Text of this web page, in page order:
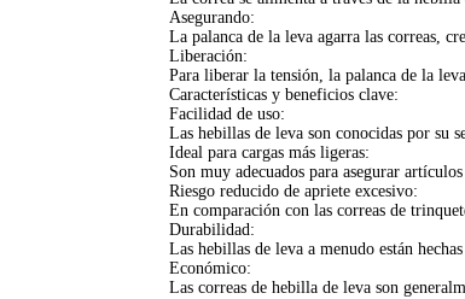
Asegurando:
La palanca de la leva agarra las correas,
Liberación:
Para liberar la tensión, la palanca de la
Características y beneficios clave:
Facilidad de uso:
Las hebillas de leva son conocidas por su
Ideal para cargas más ligeras:
Son muy adecuados para asegurar
Riesgo reducido de apriete excesivo:
En comparación con las correas de
Durabilidad:
Las hebillas de leva a menudo están
Económico:
Las correas de hebilla de leva son